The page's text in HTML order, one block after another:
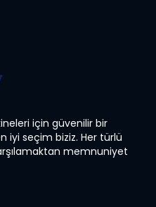
için güvenilir bir
iyi seçim biziz. Her türlü
memnuniyet